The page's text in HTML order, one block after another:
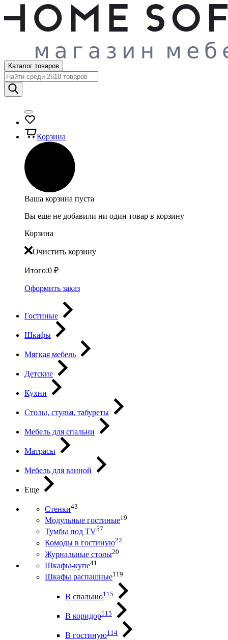
Каталог товаров
Корзина
Ваша корзина пуста
Вы еще не добавили ни один товар в корзину
Корзина
Очистить корзину
Итого:0 ₽
Оформить заказ
Гостиные
Шкафы
Мягкая мебель
Детские
Кухни
Столы, стулья, табуреты
Мебель для спальни
Матрасы
Мебель для ванной
Еще
Стенки43
Модульные гостиные19
Тумбы под ТV57
Комоды в гостиную22
Журнальные столы20
Шкафы-купе41
Шкафы распашные119
В спальню115
В коридор115
В гостиную114